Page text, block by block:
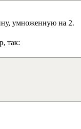
умноженную на 2.
так: